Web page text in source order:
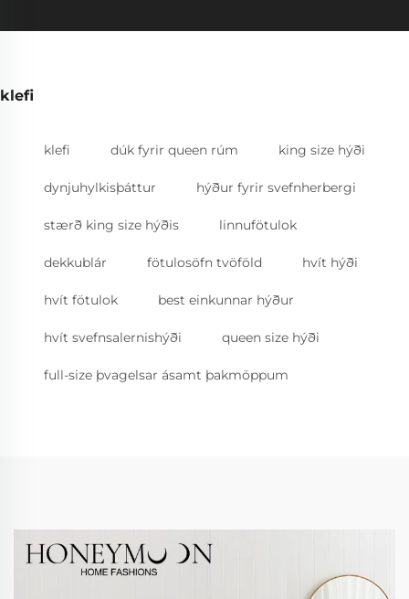
klefi
klefi dúk fyrir queen rúm king size hýði
dynjuhylkisþáttur hýður fyrir svefnherbergi
stærð king size hýðis linnufötulok
dekkublár fötulosöfn tvöföld hvít hýði
hvít fötulok best einkunnar hýður
hvít svefnsalernishýði queen size hýði
full-size þvagelsar ásamt þakmöppum